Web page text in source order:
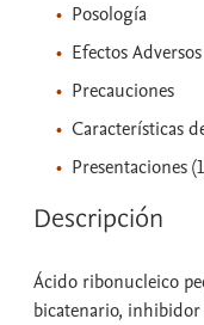
Posología
Efectos Adversos
Precauciones
Características
Presentaciones
Descripción
Ácido ribonucleico
bicatenario,